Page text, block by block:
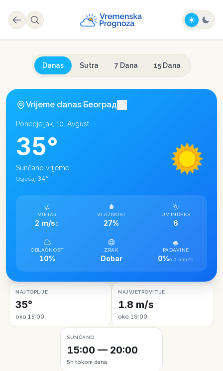
Danas Sutra 7 Dana 15 Dana
Vrijeme danas Београд
Ponedjeljak, 10. Avgust
35°
Sunčano vrijeme
Osjećaj 34°
VJETAR
2 m/sSI
VLAŽNOST
27%
UV INDEKS
6
OBLAČNOST
10%
ZRAK
Dobar
PADAVINE
0%0.0 mm/h
NAJTOPLIJE
35°
oko 15:00
NAJVJETROVITIJE
1.8 m/s
oko 19:00
SUNČANO
15:00 — 20:00
5h tokom dana